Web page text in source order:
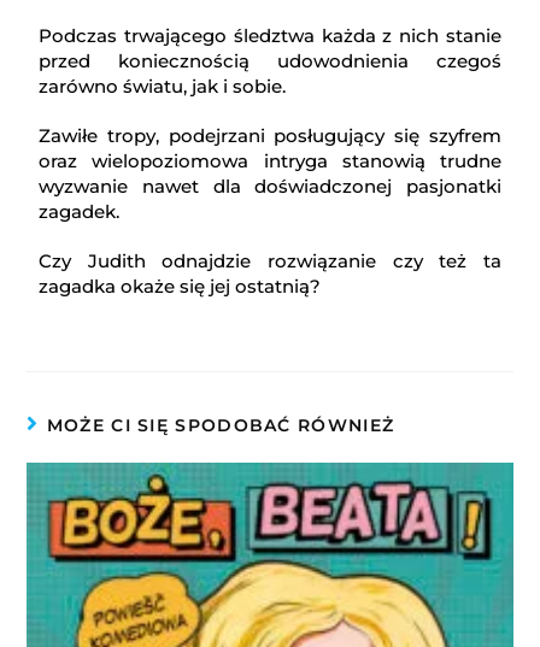
Podczas trwającego śledztwa każda z nich stanie
przed koniecznością udowodnienia czegoś
zarówno światu, jak i sobie.
Zawiłe tropy, podejrzani posługujący się szyfrem
oraz wielopoziomowa intryga stanowią trudne
wyzwanie nawet dla doświadczonej pasjonatki
zagadek.
Czy Judith odnajdzie rozwiązanie czy też ta
zagadka okaże się jej ostatnią?
MOŻE CI SIĘ SPODOBAĆ RÓWNIEŻ